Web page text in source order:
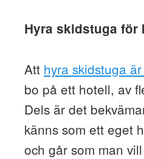
Hyra skidstuga för
Att hyra skidstuga
bo på ett hotell, av
Dels är det
känns som ett eget
och går som man